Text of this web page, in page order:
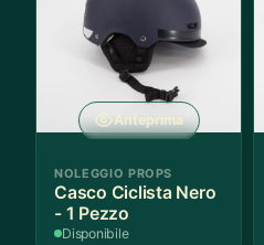
Anteprima
NOLEGGIO PROPS
Casco Ciclista Nero
- 1 Pezzo
Disponibile